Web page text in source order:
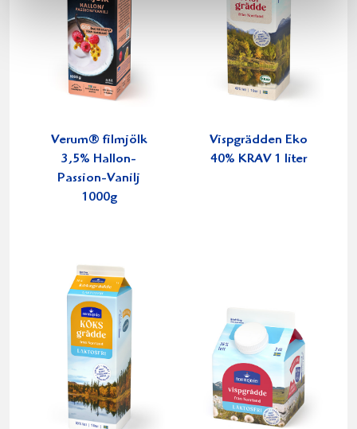
Verum® filmjölk
3,5% Hallon-
Passion-Vanilj
1000g
Vispgrädden Eko
40% KRAV 1 liter